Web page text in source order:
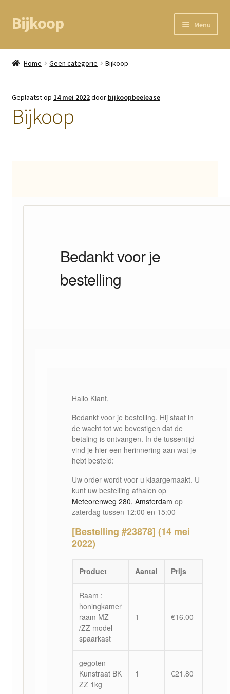
Ga
door
navigatie
Ga
direct
de
inhoud
Bijkoop Menu
Home
Kassa
Mandje
Home Geen categorie Bijkoop
Geplaatst op 14 mei 2022door bijkoopbeelease
Bijkoop
Bedankt voor je
bestelling
Hallo Klant,
Bedankt voor je bestelling. Hij staat in
de wacht tot we bevestigen dat de
betaling is ontvangen. In de tussentijd
vind je hier een herinnering aan wat je
hebt besteld:
Uw order wordt voor u klaargemaakt. U
kunt uw bestelling afhalen op
Meteorenweg 280, Amsterdam op
zaterdag tussen 12:00 en 15:00
[Bestelling #23878] (14 mei
2022)
Product Aantal Prijs
Raam :
honingkamer
raam MZ
/ZZ model
spaarkast
1 €16.00
gegoten
Kunstraat BK
ZZ 1kg
1 €21.80